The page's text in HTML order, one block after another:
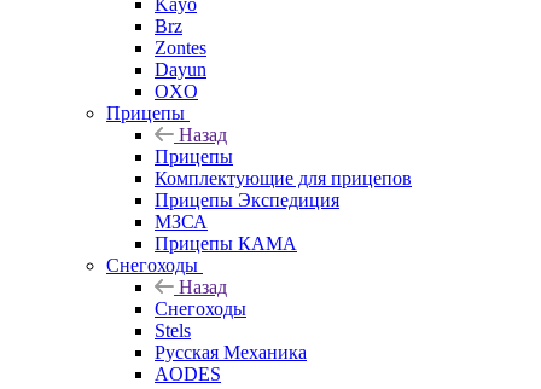
Kayo
Brz
Zontes
Dayun
OXO
Прицепы
Назад
Прицепы
Комплектующие для прицепов
Прицепы Экспедиция
МЗСА
Прицепы КАМА
Снегоходы
Назад
Снегоходы
Stels
Русская Механика
AODES